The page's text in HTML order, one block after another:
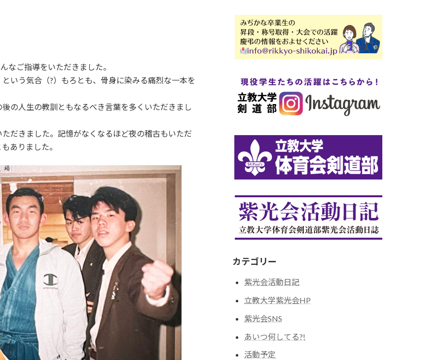
なご指導をいただきました。
いう気合（?）もろとも、骨身に染みる痛烈な一本を
の人生の教訓ともなるべき言葉を多くいただきまし
だきました。記憶がなくなるほど夜の稽古もいただ
もありました。
カテゴリー
紫光会活動日記
立教大学紫光会HP
紫光会SNS
あいつ何してる?!
活動予定